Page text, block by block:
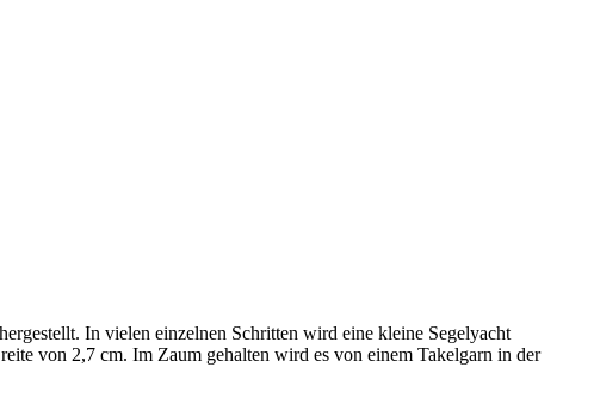
In vielen einzelnen Schritten wird eine kleine Segelyacht
von 2,7 cm. Im Zaum gehalten wird es von einem Takelgarn in der